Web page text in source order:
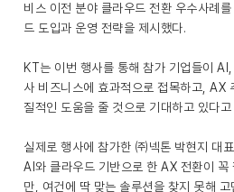
비스 이전 분야 클라우드 전환 우수사례
드 도입과 운영 전략을 제시했다.
KT는 이번 행사를 통해 참가 기업들이
사 비즈니스에 효과적으로 접목하고, AX
질적인 도움을 줄 것으로 기대하고 있다고
실제로 행사에 참가한 ㈜넥톤 박현지 대
AI와 클라우드 기반으로 한 AX 전환이 꼭
만, 여건에 딱 맞는 솔루션을 찾지 못해